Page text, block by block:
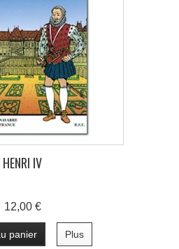
HENRI IV
12,00 €
panier Plus